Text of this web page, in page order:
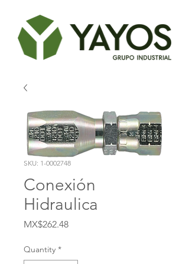
SKU: 1-0002748
Conexión
Hidraulica
MX$262.48Price
Quantity *